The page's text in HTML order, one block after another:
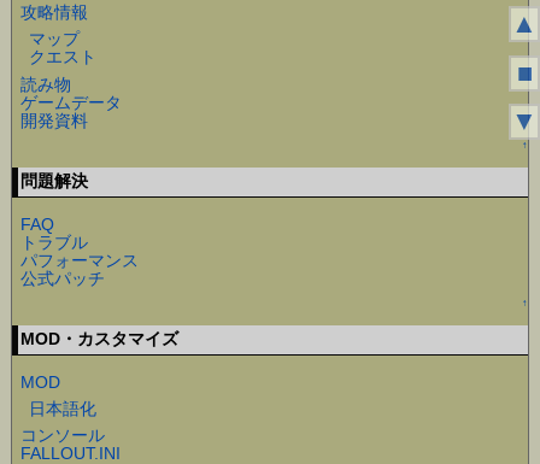
攻略情報
マップ
クエスト
読み物
ゲームデータ
開発資料
↑
問題解決
FAQ
トラブル
パフォーマンス
公式パッチ
↑
MOD・カスタマイズ
MOD
日本語化
コンソール
FALLOUT.INI
▲
■
▼